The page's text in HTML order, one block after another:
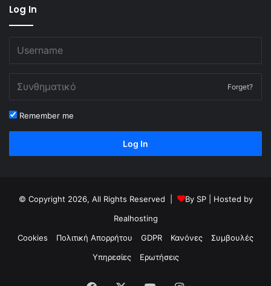
Log In
Forget?
Remember me
Log In
© Copyright 2026, All Rights Reserved | By SP| Hosted by
Realhosting
Cookies
Πολιτική Απορρήτου GDPR Κανόνες
Συμβουλές
Υπηρεσίες
Ερωτήσεις